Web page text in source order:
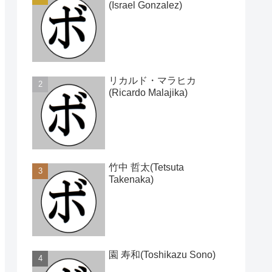
(Israel Gonzalez)
リカルド・マラヒカ
(Ricardo Malajika)
竹中 哲太(Tetsuta
Takenaka)
園 寿和(Toshikazu Sono)